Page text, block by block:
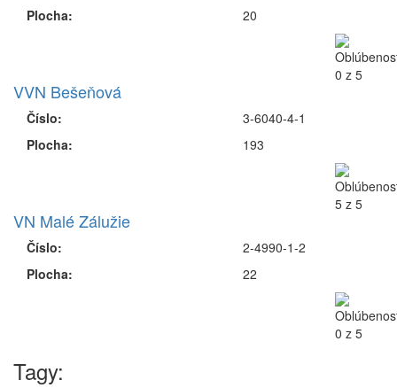
Plocha:
20
VVN Bešeňová
Číslo:
Plocha:
3-6040-4-1
193
VN Malé Zálužie
Číslo:
Plocha:
2-4990-1-2
22
Tagy: